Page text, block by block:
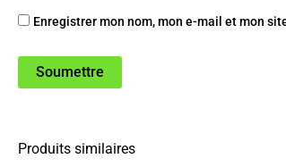
Enregistrer mon nom, mon e-mail et mon
Produits similaires